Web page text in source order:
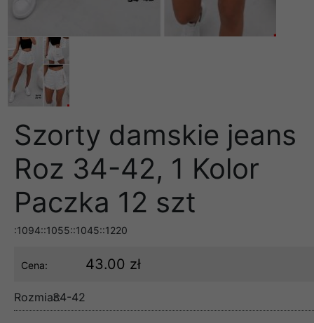
Szorty damskie jeans
Roz 34-42, 1 Kolor
Paczka 12 szt
:1094::1055::1045::1220
Cena: 43.00 zł
Rozmiar:34-42